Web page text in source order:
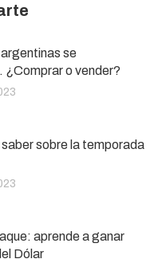
se
o vender?
sobre la temporada
aprende a ganar
Dólar